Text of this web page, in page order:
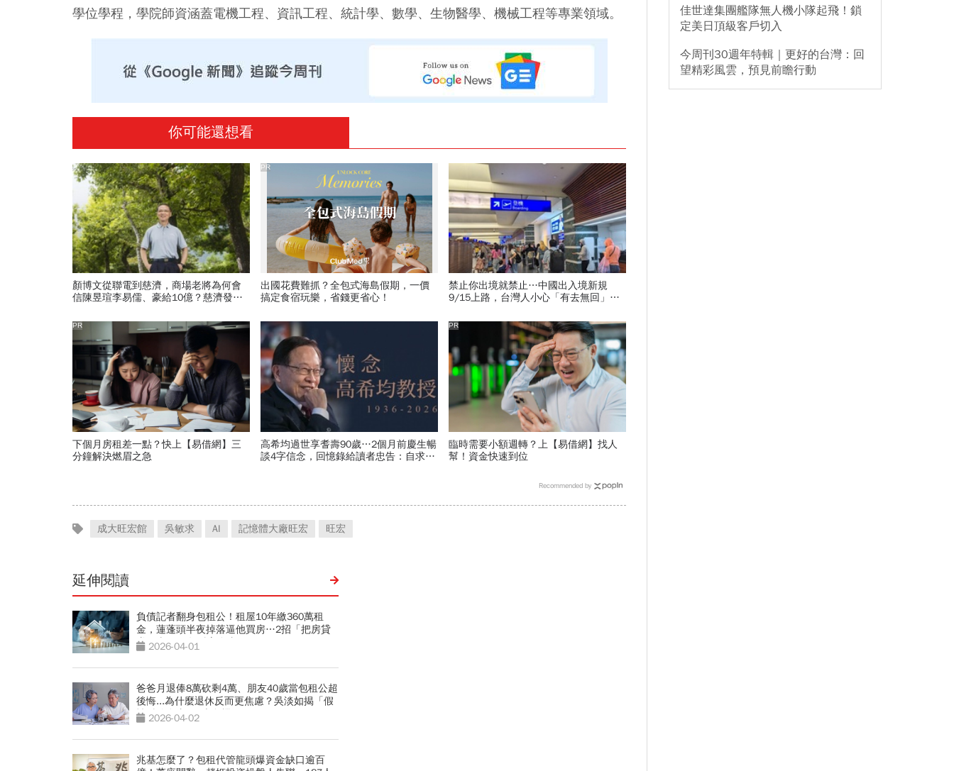
學位學程，學院師資涵蓋電機工程、資訊工程、統計學、數學、生物醫學、機械工程等專業領域。
你可能還想看
顏博文從聯電到慈濟，商場老將為何會
信陳昱瑄李易儒、豪給10億？慈濟發
出國花費難抓？全包式海島假期，一價
搞定食宿玩樂，省錢更省心！
PR
禁止你出境就禁止…中國出入境新規
9/15上路，台灣人小心「有去無回」？4
下個月房租差一點？快上【易借網】三
分鐘解決燃眉之急
PR
高希均過世享耆壽90歲…2個月前慶生暢
談4字信念，回憶錄給讀者忠告：自求多
臨時需要小額週轉？上【易借網】找人
幫！資金快速到位
PR
Recommended by
成大旺宏館 吳敏求 AI 記憶體大廠旺宏 旺宏
延伸閱讀
負債記者翻身包租公！租屋10年繳360萬租
金，蓮蓬頭半夜掉落逼他買房…2招「把房貸
賺回來」10年財富自由
2026-04-01
爸爸月退俸8萬砍剩4萬、朋友40歲當包租公超
後悔...為什麼退休反而更焦慮？吳淡如揭「假
性財務自由」5大危機
2026-04-02
兆基怎麼了？包租代管龍頭爆資金缺口逾百
佳世達集團艦隊無人機小隊起飛！鎖
定美日頂級客戶切入
今周刊30週年特輯｜更好的台灣：回
望精彩風雲，預見前瞻行動